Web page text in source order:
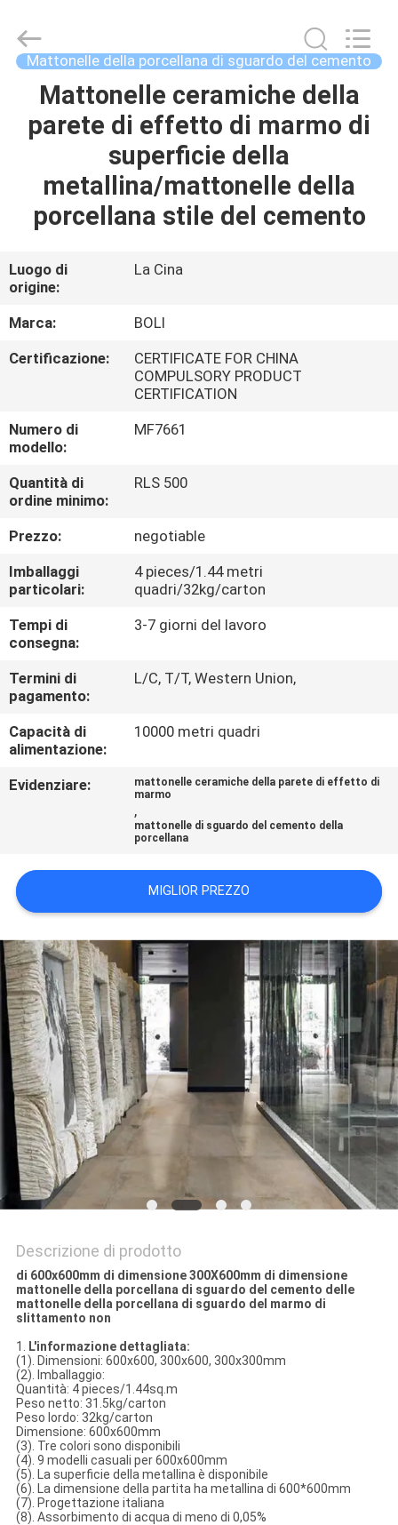
CASA.
PRODOTTI
VIDEO
DI
NOI
VISITA
CONTROLLO
DELLA
QUALITÀ
CONTATTACI
CHIEDI UN
PREVENTIVO
MAPPA
DEL
SITO
SULLA
PRIVACY
CERAMICS
CO.,LTD..
Rights
Mattonelle della porcellana di sguardo del cemento
Mattonelle ceramiche della
parete di effetto di marmo di
superficie della
metallina/mattonelle della
porcellana stile del cemento
Luogo di
origine:
La Cina
Marca:
BOLI
Certificazione:
CERTIFICATE FOR CHINA
COMPULSORY PRODUCT
CERTIFICATION
Numero di
modello:
MF7661
Quantità di
ordine minimo:
RLS 500
Prezzo:
negotiable
Imballaggi
particolari:
4 pieces/1.44 metri
quadri/32kg/carton
Tempi di
consegna:
3-7 giorni del lavoro
Termini di
pagamento:
L/C, T/T, Western Union,
Capacità di
alimentazione:
10000 metri quadri
Evidenziare:
mattonelle ceramiche della parete di effetto di
marmo
,
mattonelle di sguardo del cemento della
porcellana
MIGLIOR PREZZO
Descrizione di prodotto
di 600x600mm di dimensione 300X600mm di dimensione
mattonelle della porcellana di sguardo del cemento delle
mattonelle della porcellana di sguardo del marmo di
slittamento non
1. L'informazione dettagliata:
(1). Dimensioni: 600x600, 300x600, 300x300mm
(2). Imballaggio:
Quantità: 4 pieces/1.44sq.m
Peso netto: 31.5kg/carton
Peso lordo: 32kg/carton
Dimensione: 600x600mm
(3). Tre colori sono disponibili
(4). 9 modelli casuali per 600x600mm
(5). La superficie della metallina è disponibile
(6). La dimensione della partita ha metallina di 600*600mm
(7). Progettazione italiana
(8). Assorbimento di acqua di meno di 0,05%